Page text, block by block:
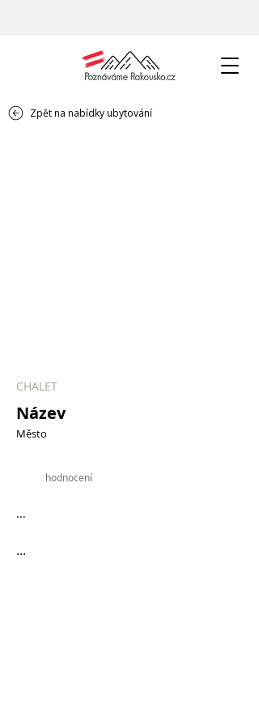
Zpět na nabídky ubytování
CHALET
Název
Město
hodnocení
...
...